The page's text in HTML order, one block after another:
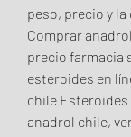
peso, precio y la
Comprar
precio farmacia
esteroides en
chile
anadrol chile,